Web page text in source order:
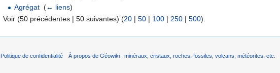
Agrégat ‎(← liens)
Voir (50 précédentes | 50 suivantes) (20 | 50 | 100 | 250 | 500).
Politique de confidentialité À propos de Géowiki : minéraux, cristaux, roches, fossiles, volcans, météorites, etc.